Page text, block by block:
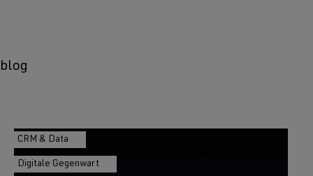
blog
CRM & Data
Digitale Gegenwart